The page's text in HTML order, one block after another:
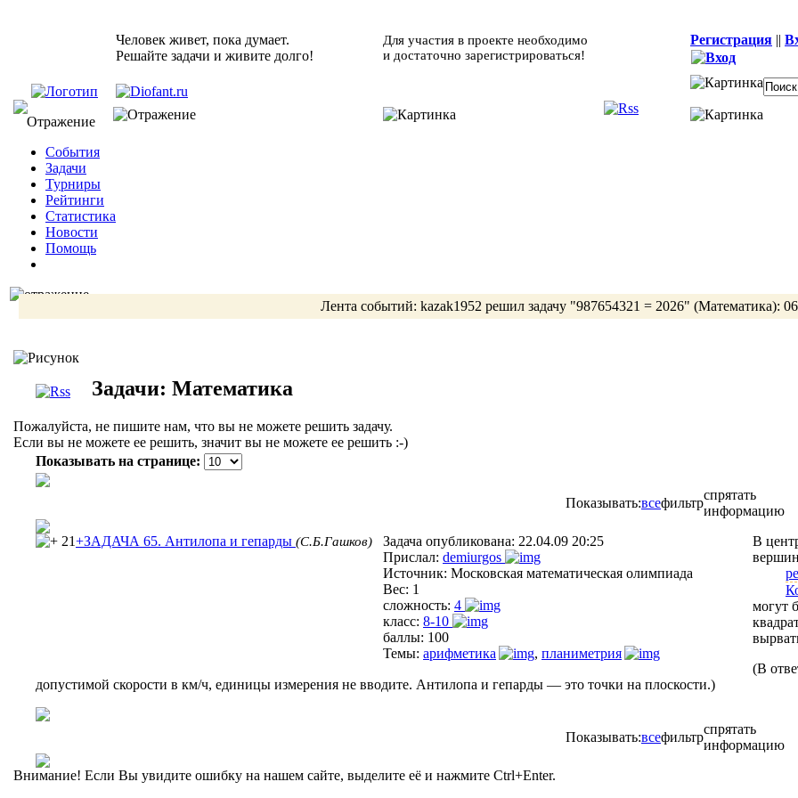
Человек живет, пока думает.
Решайте задачи и живите долго!
Для участия в проекте необходимо
и достаточно зарегистрироваться!
Регистрация ||
События
Задачи
Турниры
Рейтинги
Статистика
Новости
Помощь
Лента событий: kazak1952 решил задачу "987654321 = 2026" (Математика):
Задачи: Математика
Пожалуйста, не пишите нам, что вы не можете решить задачу.
Если вы не можете ее решить, значит вы не можете ее решить :-)
Показывать на странице:
Показывать:всефильтр
спрятать
информацию
21+ЗАДАЧА 65. Антилопа и гепарды (С.Б.Гашков) Задача опубликована: 22.04.09 20:25
Прислал: demiurgos
Источник: Московская математическая олимпиада
Вес: 1
сложность: 4
класс: 8-10
баллы: 100
Темы: арифметика , планиметрия
В
могут
(В
допустимой скорости в км/ч, единицы измерения не вводите. Антилопа и гепарды — это точки на плоскости.)
Показывать:всефильтр
спрятать
информацию
Внимание! Если Вы увидите ошибку на нашем сайте, выделите её и нажмите Ctrl+Enter.